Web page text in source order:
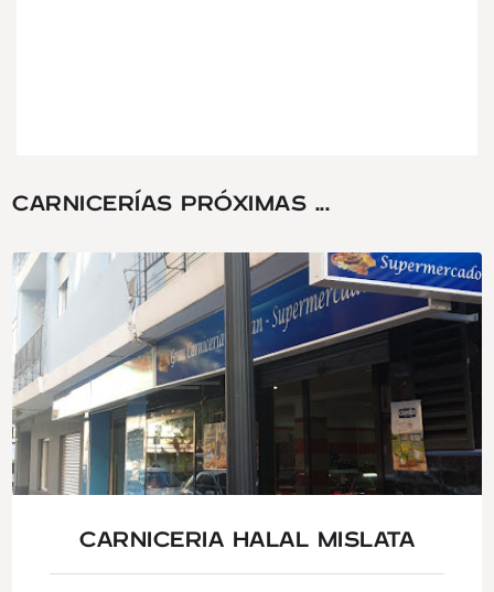
CARNICERÍAS PRÓXIMAS ...
CARNICERIA HALAL MISLATA